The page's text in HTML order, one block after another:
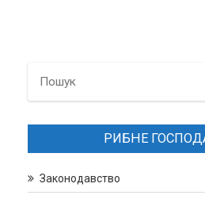
РИБНЕ
Законодавство